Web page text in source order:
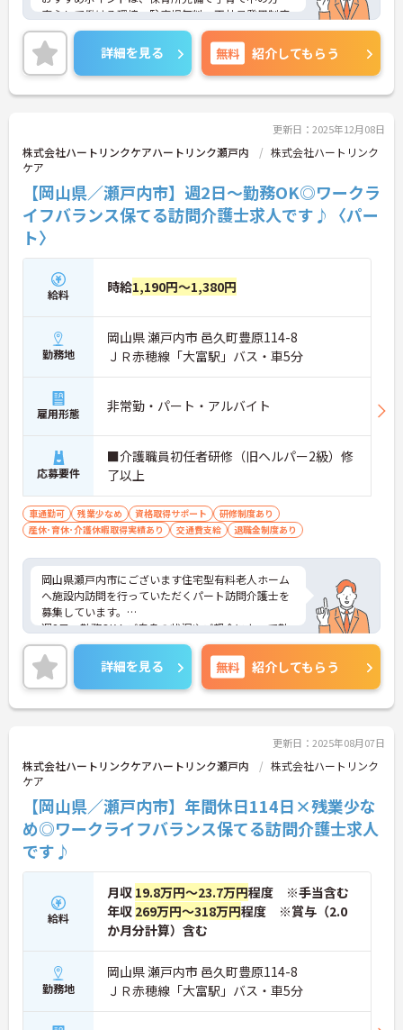
安心して働ける環境、駐車場無料、正社員登用制度
あり、昇給あり、処遇改善手当や資格手当の支給な
ど福利厚生が充実している点です。また、電子カル
テやIoTシステムを導入し、業務効率化と職員の負担
軽減に取り組んでいます。勤務日数や時間は相談可
能で、週2日～勤務OK！
詳細をお話いたしますので、お気軽にご相談くださ
い。
詳細を見る 無料 紹介してもらう
更新日：2025年12月08日
株式会社ハートリンクケアハートリンク瀬戸内
株式会社ハートリンク
ケア
【岡山県／瀬戸内市】週2日～勤務OK◎ワークラ
イフバランス保てる訪問介護士求人です♪〈パー
ト〉
給料 時給1,190円～1,380円
勤務地
岡山県 瀬戸内市 邑久町豊原114-8
ＪＲ赤穂線「大富駅」バス・車5分
雇用形態 非常勤・パート・アルバイト
応募要件
■介護職員初任者研修（旧ヘルパー2級）修
了以上
車通勤可 残業少なめ 資格取得サポート
研修制度あり
産休･育休･介護休暇取得実績あり
交通費支給 退職金制度あり
岡山県瀬戸内市にございます住宅型有料老人ホーム
へ施設内訪問を行っていただくパート訪問介護士を
募集しています。
週2日～勤務OK！ご自身の状況やご都合によって勤
務に制限がある方も働きやすい勤務スタイルを相談
可能です◎
ご興味ある方には、面接対策ポイントなど、さらに
詳細をお話しいたしますのでお気軽にご相談くださ
い。
詳細を見る 無料 紹介してもらう
更新日：2025年08月07日
株式会社ハートリンクケアハートリンク瀬戸内
株式会社ハートリンク
ケア
【岡山県／瀬戸内市】年間休日114日×残業少な
め◎ワークライフバランス保てる訪問介護士求人
です♪
給料
月収 19.8万円～23.7万円程度 ※手当含む
年収 269万円～318万円程度 ※賞与（2.0
か月分計算）含む
勤務地
岡山県 瀬戸内市 邑久町豊原114-8
ＪＲ赤穂線「大富駅」バス・車5分